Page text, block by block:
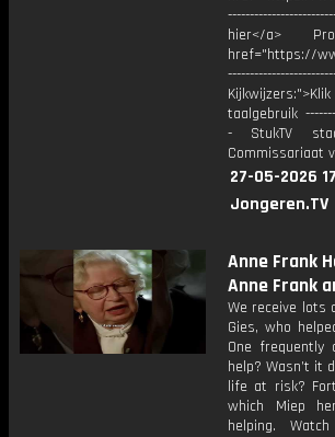
hier</a>
href="https://
taalgebruik
- StukTV
Commissariaat
27-05-2026
Jongeren.TV
Anne Frank
Anne Frank
We receive lots
Gies, who
One frequently
help? Wasn’t it
life at risk?
which Miep
helping.